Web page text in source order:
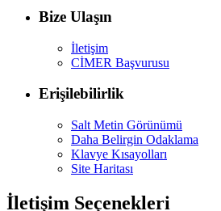
Bize Ulaşın
İletişim
CİMER Başvurusu
Erişilebilirlik
Salt Metin Görünümü
Daha Belirgin Odaklama
Klavye Kısayolları
Site Haritası
İletişim Seçenekleri